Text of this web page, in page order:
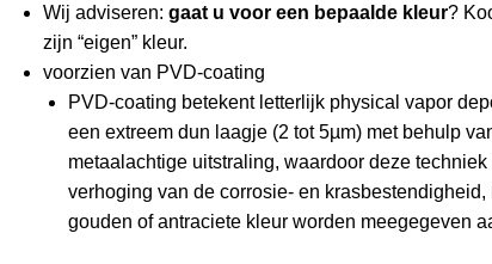
Wij adviseren: gaat u voor een bepaalde kleur?
zijn “eigen” kleur.
voorzien van PVD-coating
PVD-coating betekent letterlijk physical vapor
een extreem dun laagje (2 tot 5µm) met behulp
metaalachtige uitstraling, waardoor deze
verhoging van de corrosie- en
gouden of antraciete kleur worden meegegeven